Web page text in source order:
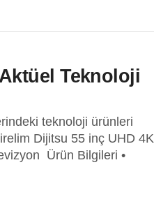
Teknoloji
teknoloji ürünleri
Dijitsu 55 inç UHD 4K
Ürün Bilgileri •